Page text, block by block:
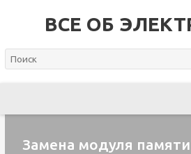
ВСЕ ОБ
Замена модуля